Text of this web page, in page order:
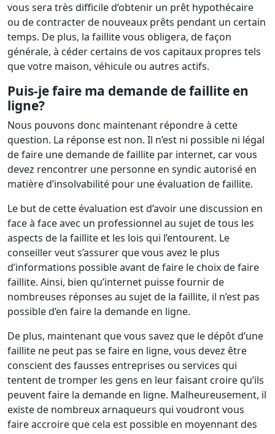
vous sera très difficile d’obtenir un prêt hypothécaire
ou de contracter de nouveaux prêts pendant un certain
temps. De plus, la faillite vous obligera, de façon
générale, à céder certains de vos capitaux propres tels
que votre maison, véhicule ou autres actifs.
Puis-je faire ma demande de faillite en
ligne?
Nous pouvons donc maintenant répondre à cette
question. La réponse est non. Il n’est ni possible ni légal
de faire une demande de faillite par internet, car vous
devez rencontrer une personne en syndic autorisé en
matière d’insolvabilité pour une évaluation de faillite.
Le but de cette évaluation est d’avoir une discussion en
face à face avec un professionnel au sujet de tous les
aspects de la faillite et les lois qui l’entourent. Le
conseiller veut s’assurer que vous avez le plus
d’informations possible avant de faire le choix de faire
faillite. Ainsi, bien qu’internet puisse fournir de
nombreuses réponses au sujet de la faillite, il n’est pas
possible d’en faire la demande en ligne.
De plus, maintenant que vous savez que le dépôt d’une
faillite ne peut pas se faire en ligne, vous devez être
conscient des fausses entreprises ou services qui
tentent de tromper les gens en leur faisant croire qu’ils
peuvent faire la demande en ligne. Malheureusement, il
existe de nombreux arnaqueurs qui voudront vous
faire accroire que cela est possible en moyennant des